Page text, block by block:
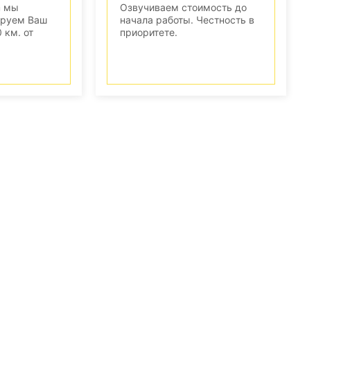
мы
Ваш
км. от
Озвучиваем стоимость до
начала работы. Честность в
приоритете.